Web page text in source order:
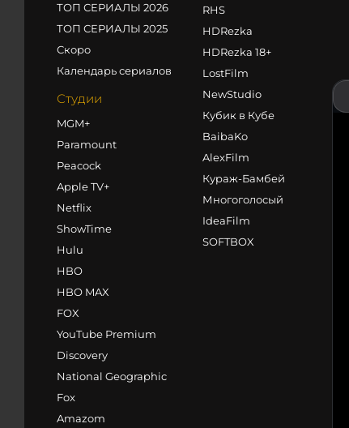
ТОП СЕРИАЛЫ 2026
ТОП СЕРИАЛЫ 2025
Скоро
Календарь сериалов
Студии
MGM+
Paramount
Peacock
Apple TV+
Netflix
ShowTime
Hulu
HBO
HBO MAX
FOX
YouTube Premium
Discovery
National Geographic
Fox
Amazom
RHS
HDRezka
HDRezka 18+
LostFilm
NewStudio
Кубик в Кубе
BaibaKo
AlexFilm
Кураж-Бамбей
Многоголосый
IdeaFilm
SOFTBOX